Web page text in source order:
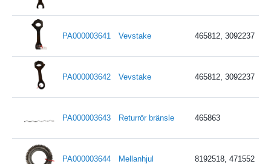
PA000003641 Vevstake 465812, 3092237
PA000003642 Vevstake 465812, 3092237
PA000003643 Returrör bränsle 465863
PA000003644 Mellanhjul 8192518, 471552